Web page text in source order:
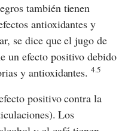
también tienen
antioxidantes y
se dice que el jugo de
un efecto positivo debido
y antioxidantes.4.5
positivo contra la
Los